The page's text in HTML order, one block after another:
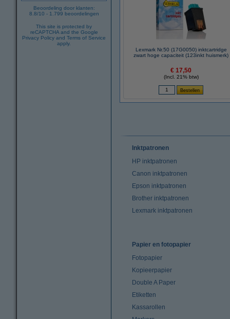
Beoordeling door klanten:
8.8/10 - 1.799 beoordelingen
This site is protected by
reCAPTCHA and the Google
Privacy Policy and Terms of Service
apply.
Lexmark Nr.50 (17G0050) inktcartridge
zwart hoge capaciteit (123inkt huismerk)
€ 17,50
(Incl. 21% btw)
Inktpatronen
HP inktpatronen
Canon inktpatronen
Epson inktpatronen
Brother inktpatronen
Lexmark inktpatronen
Papier en fotopapier
Fotopapier
Kopieerpapier
Double A Paper
Etiketten
Kassarollen